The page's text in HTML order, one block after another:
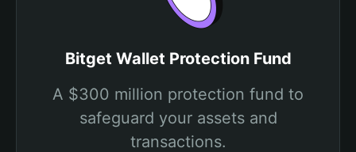
Bitget Wallet Protection Fund
A $300 million protection fund to
safeguard your assets and
transactions.